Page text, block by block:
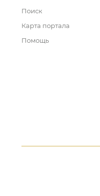
Поиск
Карта портала
Помощь